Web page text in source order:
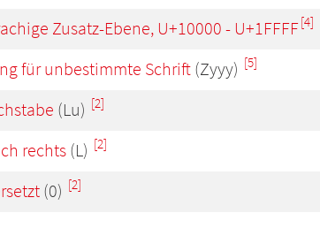
Zusatz-Ebene, U+10000 - U+1FFFF[4]
für unbestimmte Schrift (Zyyy) [5]
(Lu) [2]
rechts(L) [2]
(0) [2]